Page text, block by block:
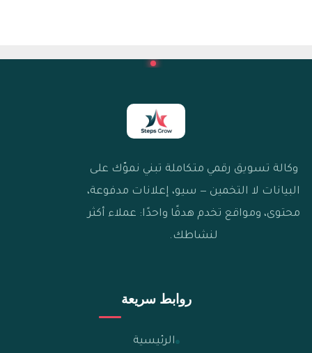
وكالة تسويق رقمي متكاملة تبني نموّك على
البيانات لا التخمين — سيو، إعلانات مدفوعة،
محتوى، ومواقع تخدم هدفًا واحدًا: عملاء أكثر
لنشاطك.
روابط سريعة
الرئيسية